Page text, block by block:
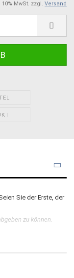
10% MwSt. zzgl. Versand
Sie der Erste, der
zu können.